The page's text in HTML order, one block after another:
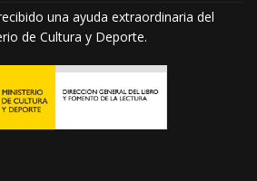
una ayuda extraordinaria del
de Cultura y Deporte.